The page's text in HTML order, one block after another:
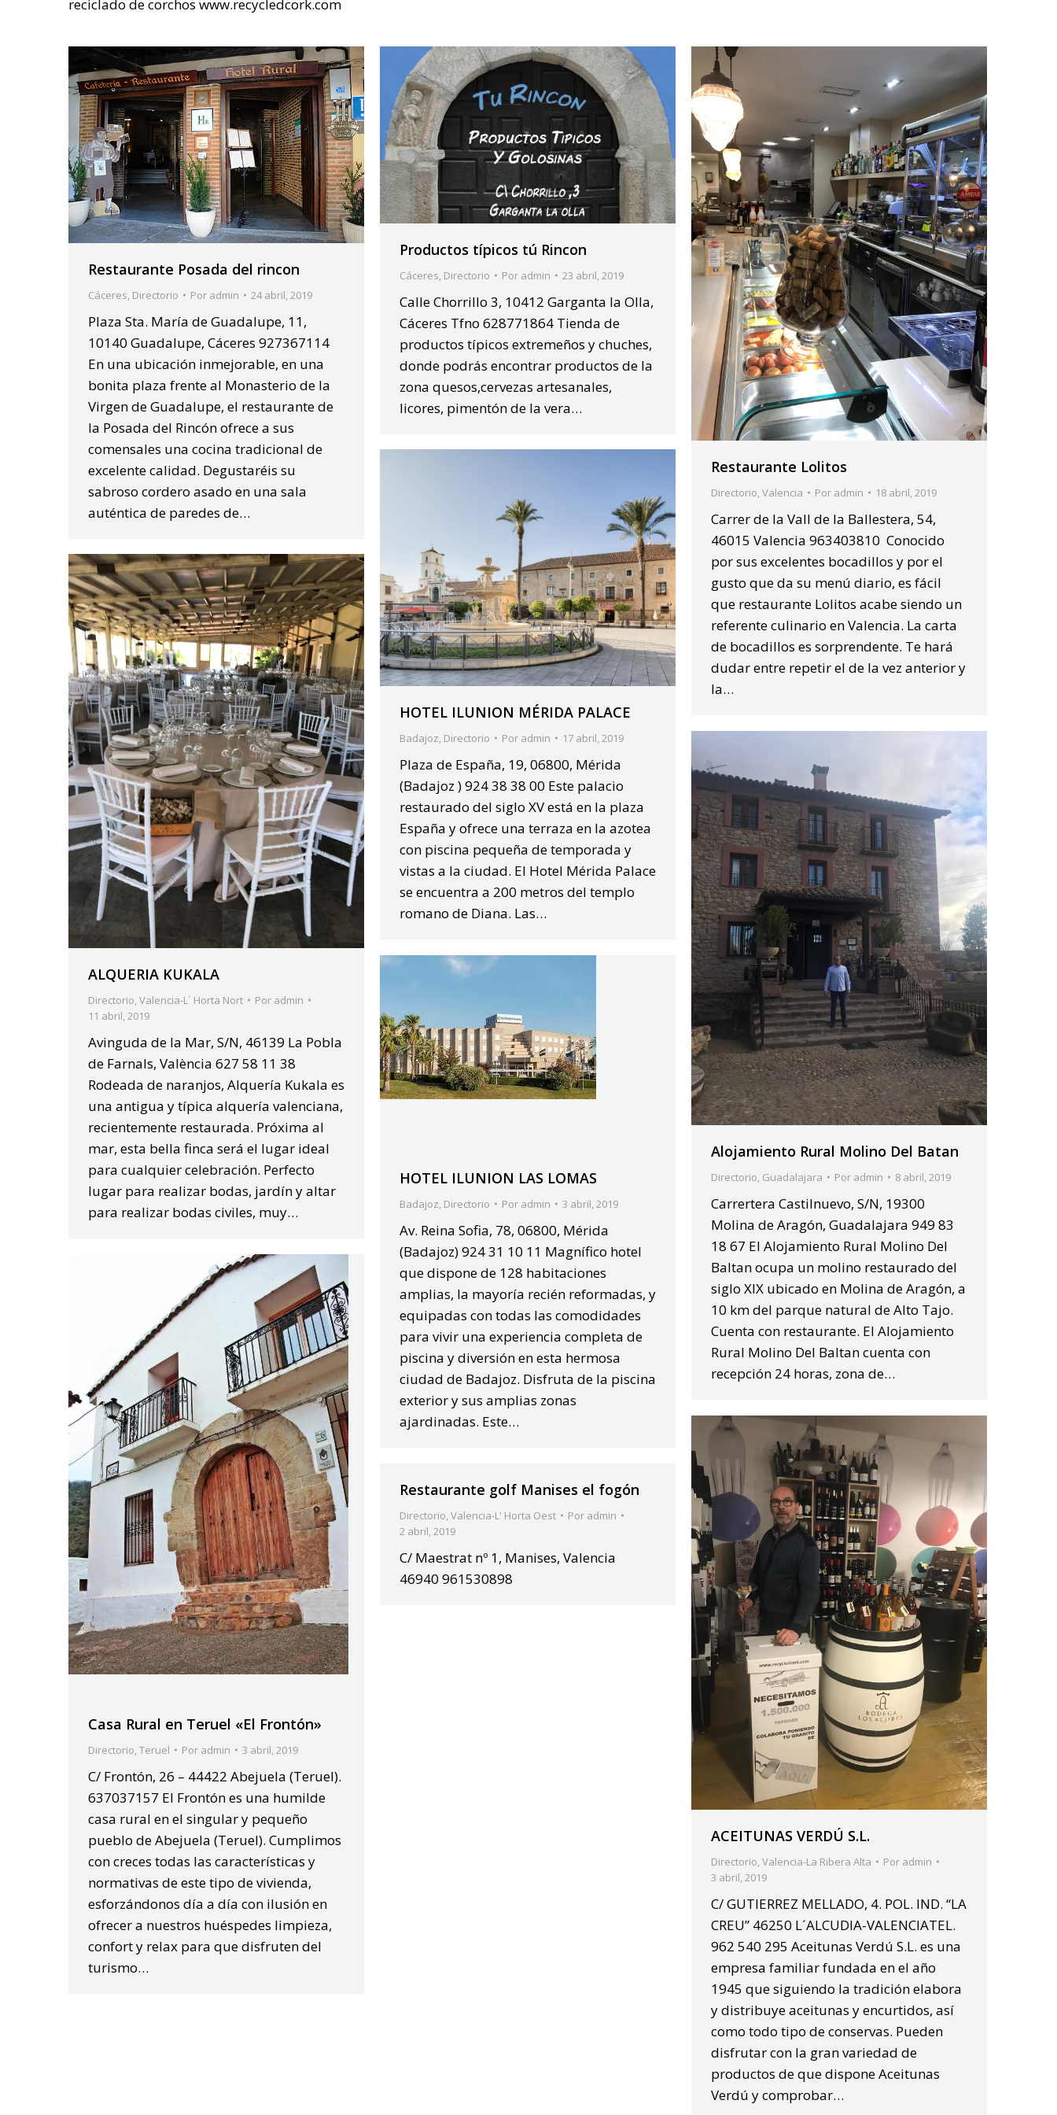
reciclado de corchos www.recycledcork.com
Restaurante Posada del rincon
Cáceres Directorio Por admin 24 abril, 2019
Plaza Sta. María de Guadalupe, 11,
10140 Guadalupe, Cáceres 927367114
En una ubicación inmejorable, en una
bonita plaza frente al Monasterio de la
Virgen de Guadalupe, el restaurante de
la Posada del Rincón ofrece a sus
comensales una cocina tradicional de
excelente calidad. Degustaréis su
sabroso cordero asado en una sala
auténtica de paredes de…
Productos típicos tú Rincon
Cáceres, Directorio Por admin 23 abril, 2019
Calle Chorrillo 3, 10412 Garganta la Olla,
Cáceres Tfno 628771864 Tienda de
productos típicos extremeños y chuches,
donde podrás encontrar productos de la
zona quesos,cervezas artesanales,
licores, pimentón de la vera…
Restaurante Lolitos
Directorio,Valencia Por admin 18 abril, 2019
Carrer de la Vall de la Ballestera, 54,
46015 Valencia 963403810 Conocido
por sus excelentes bocadillos y por el
gusto que da su menú diario, es fácil
que restaurante Lolitos acabe siendo un
referente culinario en Valencia. La carta
de bocadillos es sorprendente. Te hará
dudar entre repetir el de la vez anterior y
la…
HOTEL ILUNION MÉRIDA PALACE
Badajoz, Directorio Por admin 17 abril, 2019
Plaza de España, 19, 06800, Mérida
(Badajoz ) 924 38 38 00 Este palacio
restaurado del siglo XV está en la plaza
España y ofrece una terraza en la azotea
con piscina pequeña de temporada y
vistas a la ciudad. El Hotel Mérida Palace
se encuentra a 200 metros del templo
romano de Diana. Las…
ALQUERIA KUKALA
Directorio,Valencia-L´ Horta Nort Por admin
11 abril, 2019
Avinguda de la Mar, S/N, 46139 La Pobla
de Farnals, València 627 58 11 38
Rodeada de naranjos, Alquería Kukala es
una antigua y típica alquería valenciana,
recientemente restaurada. Próxima al
mar, esta bella finca será el lugar ideal
para cualquier celebración. Perfecto
lugar para realizar bodas, jardín y altar
para realizar bodas civiles, muy…
Alojamiento Rural Molino Del Batan
Directorio, Guadalajara Por admin 8 abril, 2019
Carrertera Castilnuevo, S/N, 19300
Molina de Aragón, Guadalajara 949 83
18 67 El Alojamiento Rural Molino Del
Baltan ocupa un molino restaurado del
siglo XIX ubicado en Molina de Aragón, a
10 km del parque natural de Alto Tajo.
Cuenta con restaurante. El Alojamiento
Rural Molino Del Baltan cuenta con
recepción 24 horas, zona de…
HOTEL ILUNION LAS LOMAS
Badajoz, Directorio Por admin 3 abril, 2019
Av. Reina Sofia, 78, 06800, Mérida
(Badajoz) 924 31 10 11 Magnífico hotel
que dispone de 128 habitaciones
amplias, la mayoría recién reformadas, y
equipadas con todas las comodidades
para vivir una experiencia completa de
piscina y diversión en esta hermosa
ciudad de Badajoz. Disfruta de la piscina
exterior y sus amplias zonas
ajardinadas. Este…
Casa Rural en Teruel «El Frontón»
Directorio,Teruel Por admin 3 abril, 2019
C/ Frontón, 26 – 44422 Abejuela (Teruel).
637037157 El Frontón es una humilde
casa rural en el singular y pequeño
pueblo de Abejuela (Teruel). Cumplimos
con creces todas las características y
normativas de este tipo de vivienda,
esforzándonos día a día con ilusión en
ofrecer a nuestros huéspedes limpieza,
confort y relax para que disfruten del
turismo…
ACEITUNAS VERDÚ S.L.
Directorio,Valencia-La Ribera Alta Por admin
3 abril, 2019
C/ GUTIERREZ MELLADO, 4. POL. IND. “LA
CREU” 46250 L´ALCUDIA-VALENCIATEL.
962 540 295 Aceitunas Verdú S.L. es una
empresa familiar fundada en el año
1945 que siguiendo la tradición elabora
y distribuye aceitunas y encurtidos, así
como todo tipo de conservas. Pueden
disfrutar con la gran variedad de
productos de que dispone Aceitunas
Verdú y comprobar…
Restaurante golf Manises el fogón
Directorio,Valencia-L' Horta Oest Por admin
2 abril, 2019
C/ Maestrat nº 1, Manises, Valencia
46940 961530898